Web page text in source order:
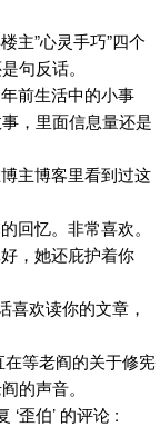
主”心灵手巧”四个
句反话。
前生活中的小事
，里面信息量还是
主博客里看到过这
回忆。非常喜欢。
，她还庇护着你
喜欢读你的文章，
在等老阎的关于修宪
的声音。
‘歪伯’ 的评论 :